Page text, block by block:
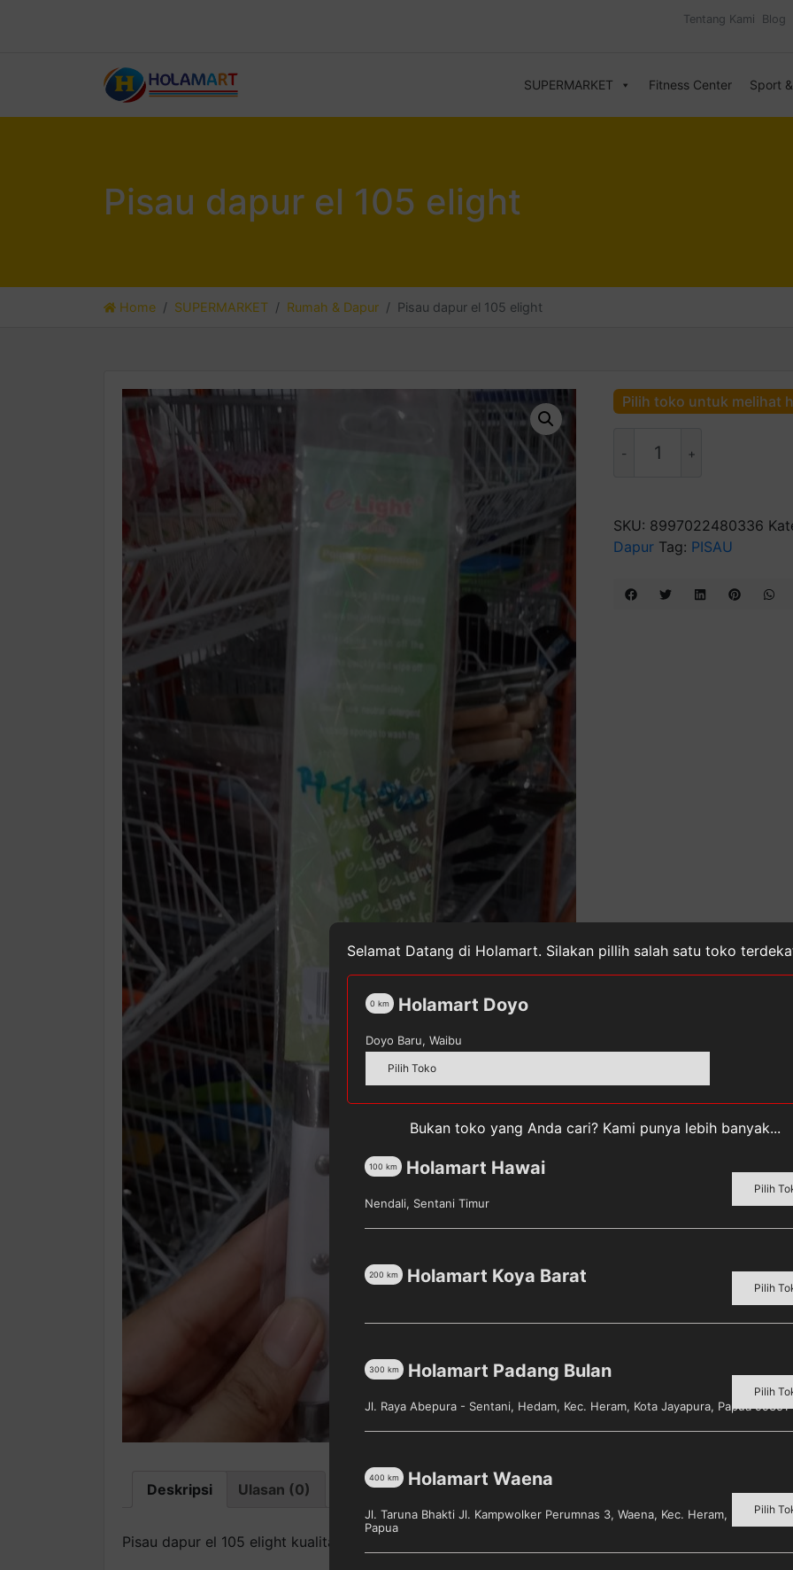
Tentang Kami Blog
SUPERMARKET Fitness Center Sport
Pisau dapur el 105 elight
Home SUPERMARKET Rumah & Dapur Pisau dapur el 105 elight
Pilih toko untuk melihat
Pisau
105
elight
SKU: 8997022480336
Dapur Tag: PISAU
Deskripsi Ulasan (0)
Pisau dapur el 105 elight kualitas bagus Kualitas bagus, gagang gak mudah lepas pisau tajam.
Selamat Datang di Holamart. Silakan pillih salah satu toko
Holamart Doyo
0 km
Doyo Baru, Waibu
Pilih Toko
Bukan toko yang Anda cari? Kami punya lebih banyak...
Holamart Hawai
100 km
Nendali, Sentani Timur
Pilih
Holamart Koya Barat
200 km
Pilih
Holamart Padang Bulan
300 km
Jl. Raya Abepura - Sentani, Hedam, Kec. Heram, Kota Jayapura, Papua 99351
Pilih
Holamart Waena
400 km
Jl. Taruna Bhakti Jl. Kampwolker Perumnas 3, Waena, Kec. Heram, Kota
Papua
Pilih